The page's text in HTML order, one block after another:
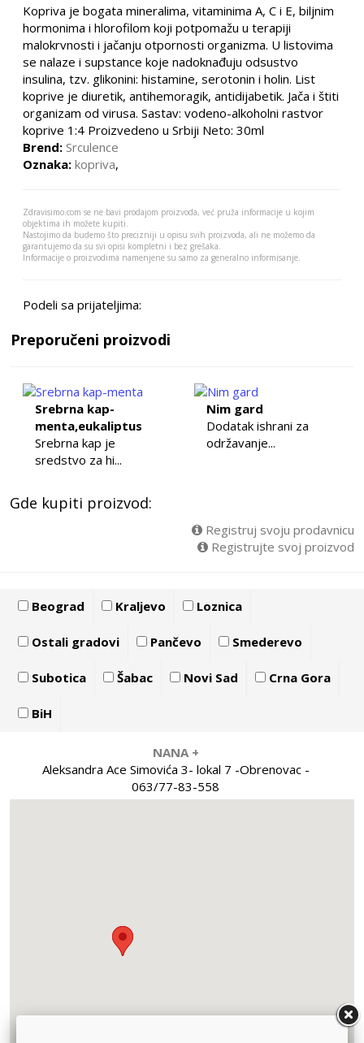
Kopriva je bogata mineralima, vitaminima A, C i E, biljnim
hormonima i hlorofilom koji potpomažu u terapiji
malokrvnosti i jačanju otpornosti organizma. U listovima
se nalaze i supstance koje nadoknađuju odsustvo
insulina, tzv. glikonini: histamine, serotonin i holin. List
koprive je diuretik, antihemoragik, antidijabetik. Jača i štiti
organizam od virusa. Sastav: vodeno-alkoholni rastvor
koprive 1:4 Proizvedeno u Srbiji Neto: 30ml
Brend: Srculence
Oznaka: kopriva,
Zdravisimo.com se ne bavi prodajom proizvoda, već pruža informacije u kojim
objektima ih možete kupiti.
Nastojimo da budemo što precizniji u opisu svih proizvoda, ali ne možemo da
garantujemo da su svi opisi kompletni i bez grešaka.
Informacije o proizvodima namenjene su samo za generalno informisanje.
Podeli sa prijateljima:
Preporučeni proizvodi
Srebrna kap-
menta,eukaliptus
Srebrna kap je
sredstvo za hi...
Nim gard
Dodatak ishrani za
održavanje...
Gde kupiti proizvod:
Registruj svoju prodavnicu
Registrujte svoj proizvod
Beograd Kraljevo Loznica
Ostali gradovi Pančevo Smederevo
Subotica Šabac Novi Sad Crna Gora
BiH
NANA +
Aleksandra Ace Simovića 3- lokal 7 -Obrenovac -
063/77-83-558